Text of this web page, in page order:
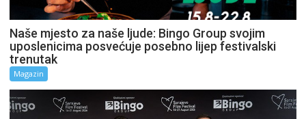
Naše mjesto za naše ljude: Bingo Group svojim
uposlenicima posvećuje posebno lijep festivalski
trenutak
Magazin